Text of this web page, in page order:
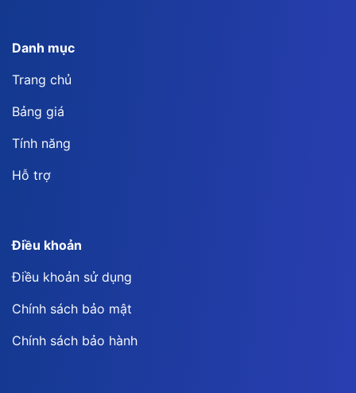
Danh mục
Trang chủ
Bảng giá
Tính năng
Hỗ trợ
Điều khoản
Điều khoản sử dụng
Chính sách bảo mật
Chính sách bảo hành